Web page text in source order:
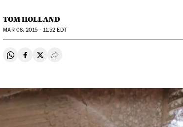
TOM HOLLAND
MAR08, 2015 - 11:52 EDT
Compartir en Whatsapp
Compartir en Facebook
Compartir en Twitter
Desplegar Redes Sociales